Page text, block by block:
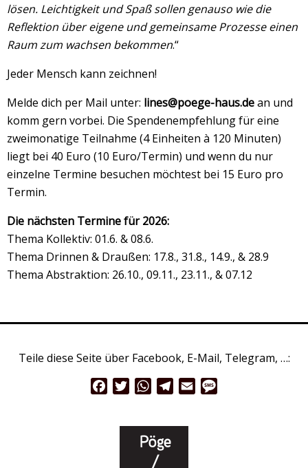
lösen. Leichtigkeit und Spaß sollen genauso wie die
Reflektion über eigene und gemeinsame Prozesse einen
Raum zum wachsen bekommen.“
Jeder Mensch kann zeichnen!
Melde dich per Mail unter: lines@poege-haus.dean und
komm gern vorbei. Die Spendenempfehlung für eine
zweimonatige Teilnahme (4 Einheiten à 120 Minuten)
liegt bei 40 Euro (10 Euro/Termin) und wenn du nur
einzelne Termine besuchen möchtest bei 15 Euro pro
Termin.
Die nächsten Termine für 2026:
Thema Kollektiv: 01.6. & 08.6.
Thema Drinnen & Draußen: 17.8., 31.8., 14.9., & 28.9
Thema Abstraktion: 26.10., 09.11., 23.11., & 07.12
Teile diese Seite über Facebook, E-Mail, Telegram, …:
FacebookTwitterWhatsApp
Telegram
Email